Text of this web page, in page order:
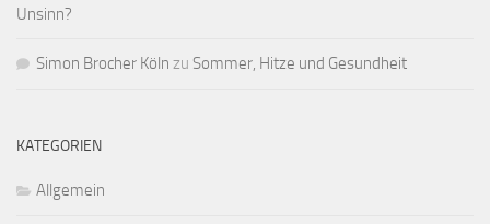
Unsinn?
Simon Brocher Köln zu Sommer, Hitze und Gesundheit
KATEGORIEN
Allgemein